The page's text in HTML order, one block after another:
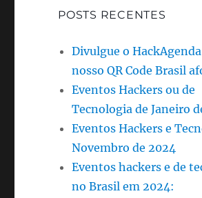
POSTS RECENTES
Divulgue o
nosso QR Code Brasil
Eventos Hackers ou de
Tecnologia de Janeiro
Eventos Hackers e
Novembro de 2024
Eventos hackers e de
no Brasil em 2024: